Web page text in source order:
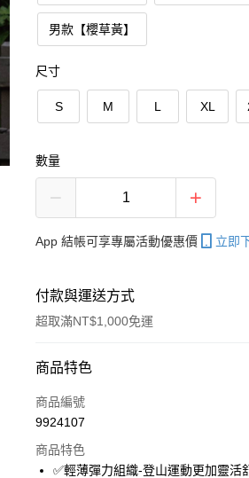
男款【櫻草黃】
尺寸
S M L XL
數量
App 結帳可享專屬活動優惠價 立即
付款與運送方式
超取滿NT$1,000免運
付款方式
信用卡一次付款
3 期 0 利率 每期 NT$576
商品特色
商品編號
9924107
商品特色
✅輕薄彈力組織-登山運動更加靈活